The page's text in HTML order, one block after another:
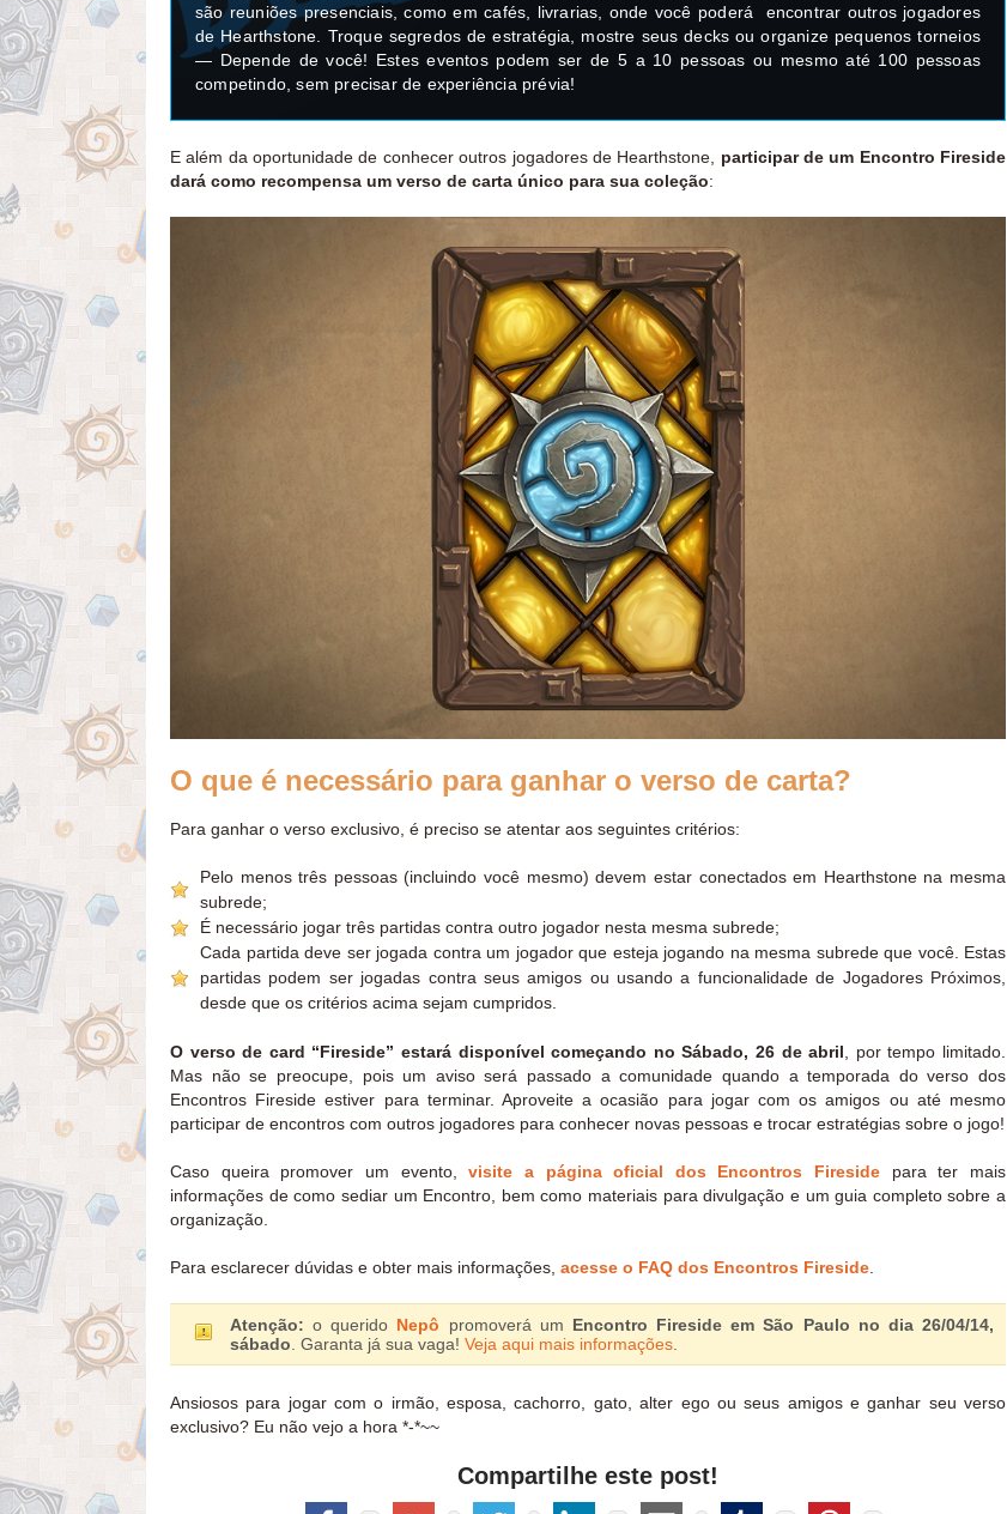
são reuniões presenciais, como em cafés, livrarias, onde você poderá encontrar outros jogadores
de Hearthstone. Troque segredos de estratégia, mostre seus decks ou organize pequenos torneios
— Depende de você! Estes eventos podem ser de 5 a 10 pessoas ou mesmo até 100 pessoas
competindo, sem precisar de experiência prévia!
E além da oportunidade de conhecer outros jogadores de Hearthstone, participar de um Encontro Fireside
dará como recompensa um verso de carta único para sua coleção:
O que é necessário para ganhar o verso de carta?
Para ganhar o verso exclusivo, é preciso se atentar aos seguintes critérios:
Pelo menos três pessoas (incluindo você mesmo) devem estar conectados em Hearthstone na mesma
subrede;
É necessário jogar três partidas contra outro jogador nesta mesma subrede;
Cada partida deve ser jogada contra um jogador que esteja jogando na mesma subrede que você. Estas
partidas podem ser jogadas contra seus amigos ou usando a funcionalidade de Jogadores Próximos,
desde que os critérios acima sejam cumpridos.
O verso de card “Fireside” estará disponível começando no Sábado, 26 de abril, por tempo limitado.
Mas não se preocupe, pois um aviso será passado a comunidade quando a temporada do verso dos
Encontros Fireside estiver para terminar. Aproveite a ocasião para jogar com os amigos ou até mesmo
participar de encontros com outros jogadores para conhecer novas pessoas e trocar estratégias sobre o jogo!
Caso queira promover um evento,visite a página oficial dos Encontros Fireside para ter mais
informações de como sediar um Encontro, bem como materiais para divulgação e um guia completo sobre a
organização.
Para esclarecer dúvidas e obter mais informações, acesse o FAQ dos Encontros Fireside.
Atenção: o querido Nepô promoverá um Encontro Fireside em São Paulo no dia 26/04/14,
sábado. Garanta já sua vaga! Veja aqui mais informações.
Ansiosos para jogar com o irmão, esposa, cachorro, gato, alter ego ou seus amigos e ganhar seu verso
exclusivo? Eu não vejo a hora *-*~~
Compartilhe este post!